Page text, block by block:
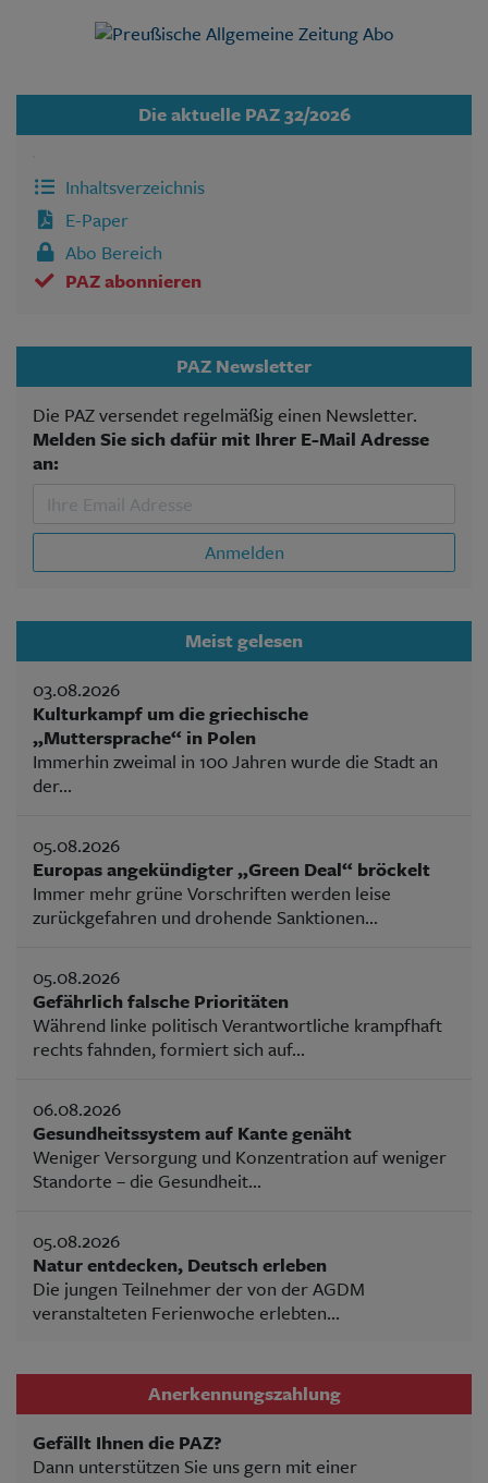
Die aktuelle PAZ 32/2026
Inhaltsverzeichnis
E-Paper
Abo Bereich
PAZ abonnieren
PAZ Newsletter
Die PAZ versendet regelmäßig einen Newsletter.
Melden Sie sich dafür mit Ihrer E-Mail Adresse
an:
Anmelden
Meist gelesen
03.08.2026
Kulturkampf um die griechische
„Muttersprache“ in Polen
Immerhin zweimal in 100 Jahren wurde die Stadt an
der...
05.08.2026
Europas angekündigter „Green Deal“ bröckelt
Immer mehr grüne Vorschriften werden leise
zurückgefahren und drohende Sanktionen...
05.08.2026
Gefährlich falsche Prioritäten
Während linke politisch Verantwortliche krampfhaft
rechts fahnden, formiert sich auf...
06.08.2026
Gesundheitssystem auf Kante genäht
Weniger Versorgung und Konzentration auf weniger
Standorte – die Gesundheit...
05.08.2026
Natur entdecken, Deutsch erleben
Die jungen Teilnehmer der von der AGDM
veranstalteten Ferienwoche erlebten...
Anerkennungszahlung
Gefällt Ihnen die PAZ?
Dann unterstützen Sie uns gern mit einer